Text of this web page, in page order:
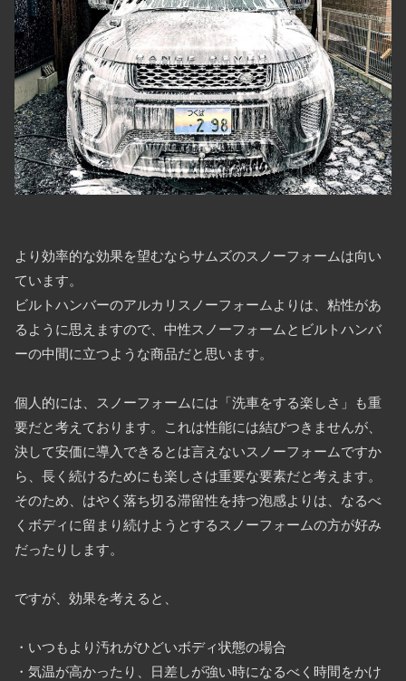
より効率的な効果を望むならサムズのスノーフォームは向い
ています。
ビルトハンバーのアルカリスノーフォームよりは、粘性があ
るように思えますので、中性スノーフォームとビルトハンバ
ーの中間に立つような商品だと思います。
個人的には、スノーフォームには「洗車をする楽しさ」も重
要だと考えております。これは性能には結びつきませんが、
決して安価に導入できるとは言えないスノーフォームですか
ら、長く続けるためにも楽しさは重要な要素だと考えます。
そのため、はやく落ち切る滞留性を持つ泡感よりは、なるべ
くボディに留まり続けようとするスノーフォームの方が好み
だったりします。
ですが、効果を考えると、
・いつもより汚れがひどいボディ状態の場合
・気温が高かったり、日差しが強い時になるべく時間をかけ